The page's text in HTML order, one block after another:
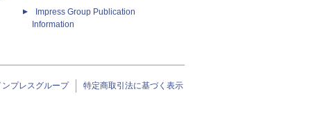
Impress Group Publication
Information
ンプレスグループ 特定商取引法に基づく表示